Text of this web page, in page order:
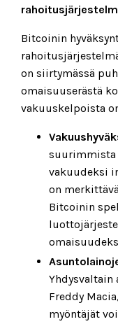
Bitcoinin
on siirtymässä
omaisuuserästä
vakuuskelpoista
suurimmista
vakuudeksi
on
Bitcoinin
Yhdysvaltain
Freddy
myöntäjät